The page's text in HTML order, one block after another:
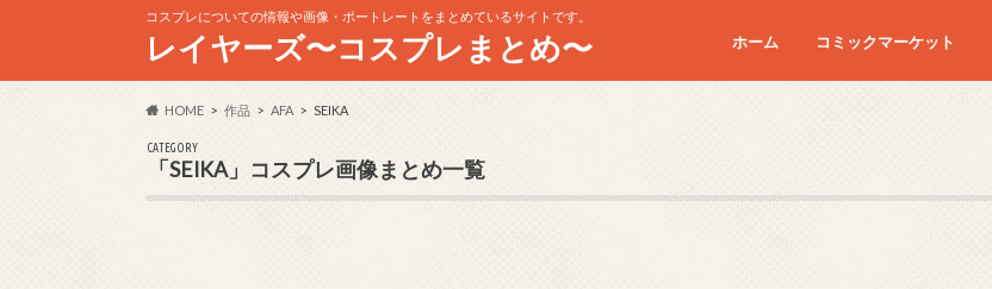
コスプレについての情報や画像・ポートレートをまとめているサイトです。
レイヤーズ〜コスプレまとめ〜 ホーム コミックマーケット
コミケC90
コミケC91
コミケC92
コミケC93
コミケC94
コミケC95
HOME 作品 AFA SEIKA
CATEGORY
「SEIKA」コスプレ画像まとめ一覧